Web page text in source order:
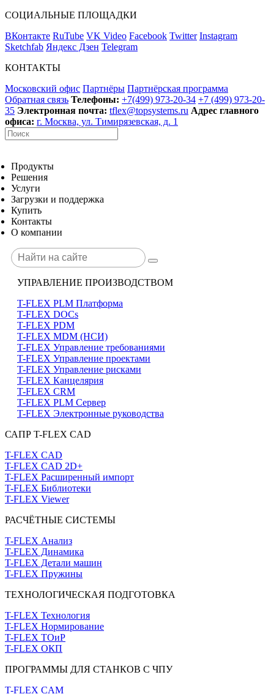
СОЦИАЛЬНЫЕ ПЛОЩАДКИ
ВКонтакте RuTube VK Video Facebook Twitter Instagram
Sketchfab Яндекс Дзен Telegram
КОНТАКТЫ
Московский офис Партнёры Партнёрская программа
Обратная связь Телефоны: +7(499) 973-20-34 +7 (499) 973-20-
35 Электронная почта: tflex@topsystems.ru Адрес главного
офиса: г. Москва, ул. Тимирязевская, д. 1
Продукты
Решения
Услуги
Загрузки и поддержка
Купить
Контакты
О компании
УПРАВЛЕНИЕ ПРОИЗВОДСТВОМ
T-FLEX PLM Платформа
T-FLEX DOCs
T-FLEX PDM
T-FLEX MDM (НСИ)
T-FLEX Управление требованиями
T-FLEX Управление проектами
T-FLEX Управление рисками
T-FLEX Канцелярия
T-FLEX CRM
T-FLEX PLM Сервер
T-FLEX Электронные руководства
САПР T-FLEX CAD
T-FLEX CAD
T-FLEX CAD 2D+
T-FLEX Расширенный импорт
T-FLEX Библиотеки
T-FLEX Viewer
РАСЧЁТНЫЕ СИСТЕМЫ
T-FLEX Анализ
T-FLEX Динамика
T-FLEX Детали машин
T-FLEX Пружины
ТЕХНОЛОГИЧЕСКАЯ ПОДГОТОВКА
T-FLEX Технология
T-FLEX Нормирование
T-FLEX ТОиР
T-FLEX ОКП
ПРОГРАММЫ ДЛЯ СТАНКОВ С ЧПУ
T-FLEX CAM